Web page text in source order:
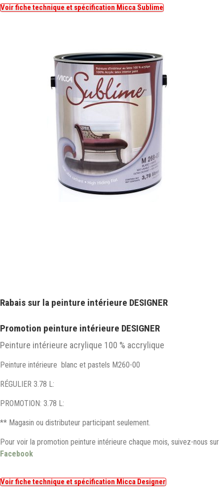
Voir fiche technique et spécification Micca Sublime
Rabais sur la peinture intérieure DESIGNER
Promotion peinture intérieure DESIGNER
Peinture intérieure acrylique 100 % accrylique
Peinture intérieure blanc et pastels M260-00
RÉGULIER 3.78 L:
PROMOTION: 3.78 L:
** Magasin ou distributeur participant seulement.
Pour voir la promotion peinture intérieure chaque mois, suivez-nous sur
Facebook
Voir fiche technique et spécification Micca Designer